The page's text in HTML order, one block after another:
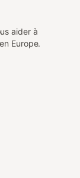
aider à
Europe.